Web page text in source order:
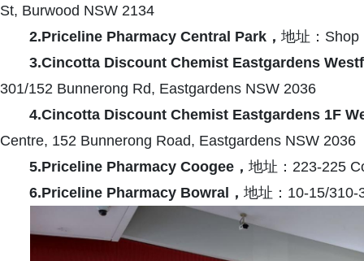
St, Burwood NSW 2134
2.Priceline Pharmacy Central Park ， 地址：Shop
3.Cincotta Discount Chemist Eastgardens
301/152 Bunnerong Rd, Eastgardens NSW 2036
4.Cincotta Discount Chemist Eastgardens 1F
Centre, 152 Bunnerong Road, Eastgardens NSW 2036
5.Priceline Pharmacy Coogee ， 地址：223-225
6.Priceline Pharmacy Bowral
， 地址：10-15/310-